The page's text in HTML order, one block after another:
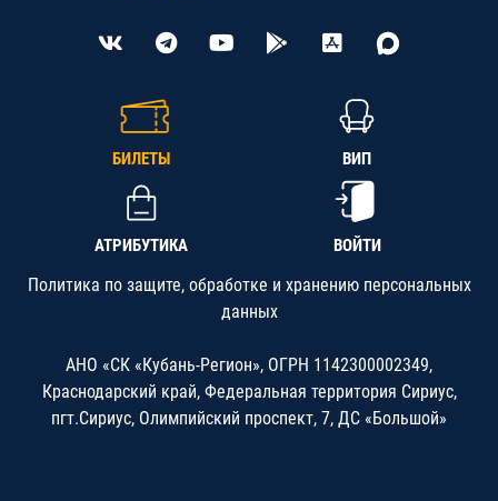
БИЛЕТЫ ВИП
АТРИБУТИКА ВОЙТИ
Политика по защите, обработке и хранению персональных
данных
АНО «СК «Кубань-Регион», ОГРН 1142300002349,
Краснодарский край, Федеральная территория Сириус,
пгт.Сириус, Олимпийский проспект, 7, ДС «Большой»